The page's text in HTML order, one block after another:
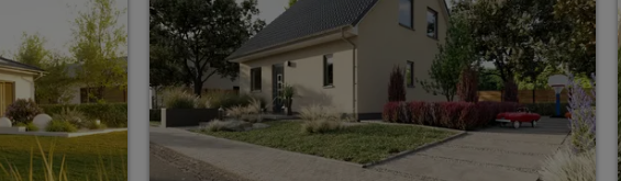
möchten Sie suchen?